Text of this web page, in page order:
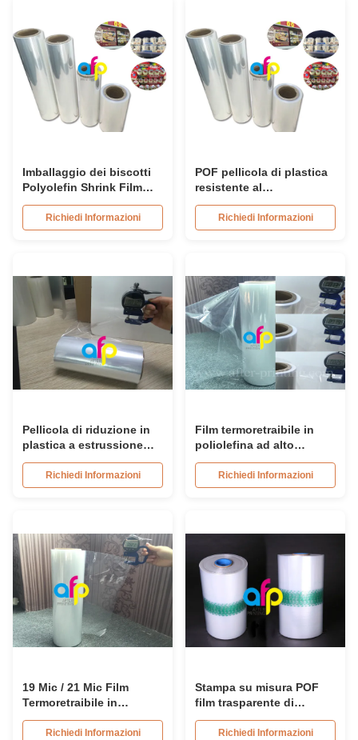
Imballaggio dei biscotti
Polyolefin Shrink Film
Alta trasparenza Lustro
Richiedi Informazioni
POF pellicola di plastica
resistente al
riscaldamento, resistente
all'umidità, pellicola
poliesterificata morbida
Richiedi Informazioni
Pellicola di riduzione in
plastica a estrussione
multipla, singolo film di
riduzione in polipropilene
a rullo di 30 micron
Richiedi Informazioni
Film termoretraibile in
poliolefina ad alto
restringimento 12,5
micron 15 micron 19
micron 25 micron
Richiedi Informazioni
19 Mic / 21 Mic Film
Termoretraibile in
poliolefina Larghezza
rotolo 200mm - 1600mm
Richiedi Informazioni
Stampa su misura POF
film trasparente di
riduzione, film di
riduzione a centro
Richiedi Informazioni